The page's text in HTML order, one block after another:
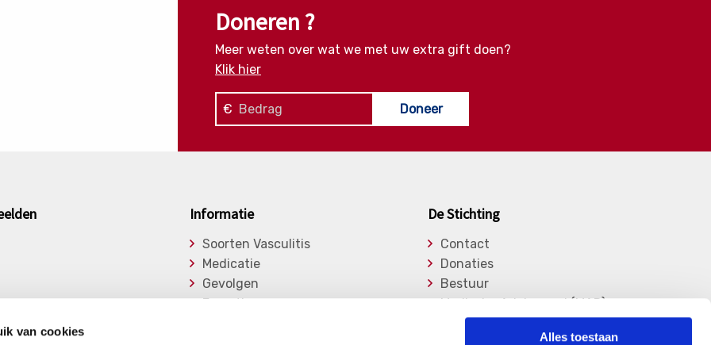
van cookies Alles toestaan
Doneren ?
Meer weten over wat we met uw extra gift doen?
Klik hier
€ Doneer
Informatie
Soorten Vasculitis
Medicatie
Gevolgen
Expertise
De Stichting
Contact
Donaties
Bestuur
Medische Adviesraad (MAR)
Lid worden